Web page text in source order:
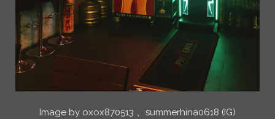
Image by oxox870513 、summerhina0618 (IG)